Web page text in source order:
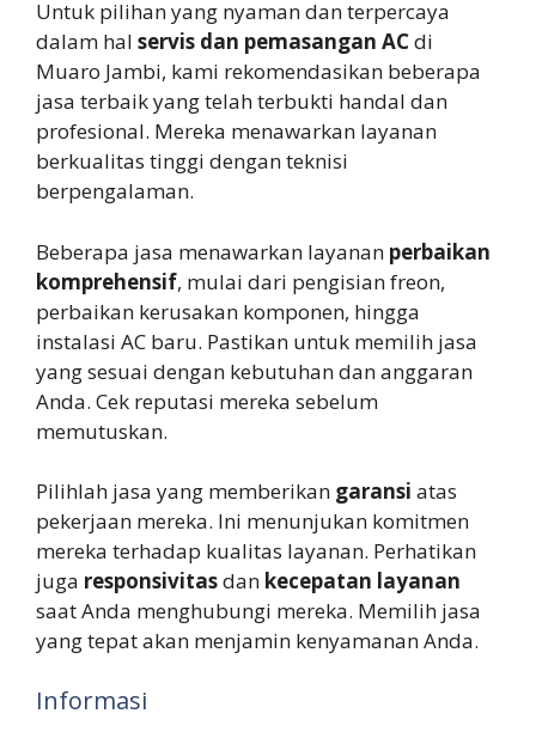
Untuk pilihan yang nyaman dan terpercaya
dalam hal servis dan pemasangan ACdi
Muaro Jambi, kami rekomendasikan beberapa
jasa terbaik yang telah terbukti handal dan
profesional. Mereka menawarkan layanan
berkualitas tinggi dengan teknisi
berpengalaman.
Beberapa jasa menawarkan layanan perbaikan
komprehensif, mulai dari pengisian freon,
perbaikan kerusakan komponen, hingga
instalasi AC baru. Pastikan untuk memilih jasa
yang sesuai dengan kebutuhan dan anggaran
Anda. Cek reputasi mereka sebelum
memutuskan.
Pilihlah jasa yang memberikan garansi atas
pekerjaan mereka. Ini menunjukan komitmen
mereka terhadap kualitas layanan. Perhatikan
juga responsivitasdan kecepatan layanan
saat Anda menghubungi mereka. Memilih jasa
yang tepat akan menjamin kenyamanan Anda.
Informasi